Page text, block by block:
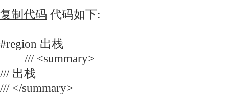
复制代码 代码如下:
#region 出栈
/// <summary>
/// 出栈
/// </summary>